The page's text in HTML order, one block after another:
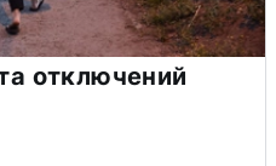
отключений